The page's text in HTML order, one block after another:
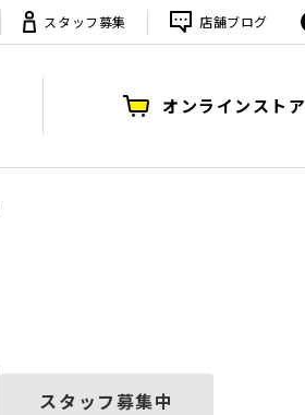
スタッフ募集 店舗ブログ
オンラインストア
スタッフ募集中